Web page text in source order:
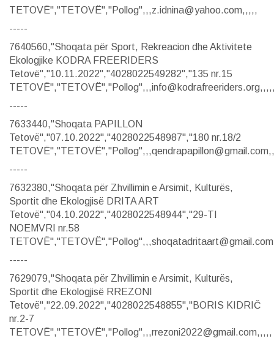
TETOVË","TETOVË","Pollog",,,z.idnina@yahoo.com,,,,,
-----
7640560,"Shoqata për Sport, Rekreacion dhe Aktivitete
Ekologjike KODRA FREERIDERS
Tetovë","10.11.2022","4028022549282","135 nr.15
-----
7633440,"Shoqata PAPILLON
Tetovë","07.10.2022","4028022548987","180 nr.18/2
-----
7632380,"Shoqata për Zhvillimin e Arsimit, Kulturës,
Sportit dhe Ekologjisë DRITA ART
Tetovë","04.10.2022","4028022548944","29-TI
NOEMVRI nr.58
-----
7629079,"Shoqata për Zhvillimin e Arsimit, Kulturës,
Sportit dhe Ekologjisë RREZONI
Tetovë","22.09.2022","4028022548855","BORIS KIDRIČ
nr.2-7
TETOVË","TETOVË","Pollog",,,rrezoni2022@gmail.com,,,,,